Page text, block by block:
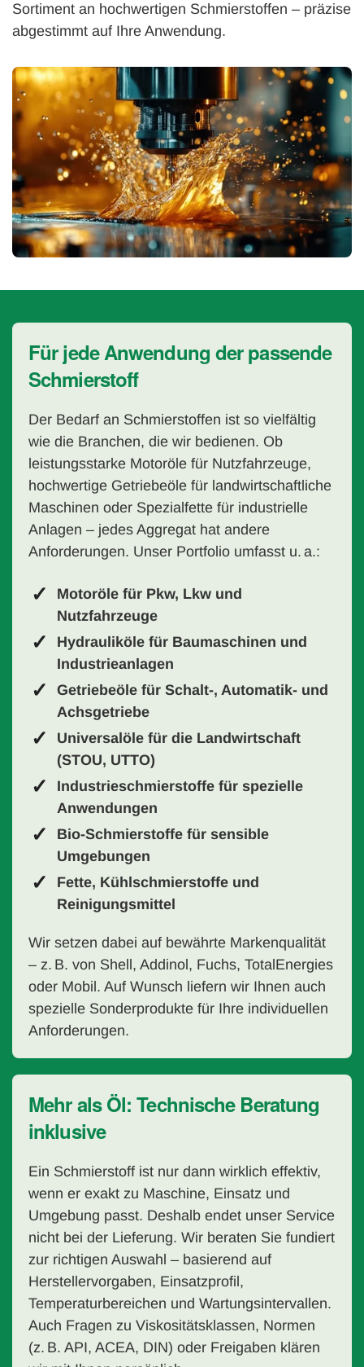
Sortiment an hochwertigen Schmierstoffen – präzise
abgestimmt auf Ihre Anwendung.
Für jede Anwendung der passende
Schmierstoff
Der Bedarf an Schmierstoffen ist so vielfältig
wie die Branchen, die wir bedienen. Ob
leistungsstarke Motoröle für Nutzfahrzeuge,
hochwertige Getriebeöle für landwirtschaftliche
Maschinen oder Spezialfette für industrielle
Anlagen – jedes Aggregat hat andere
Anforderungen. Unser Portfolio umfasst u. a.:
Motoröle für Pkw, Lkw und
Nutzfahrzeuge
Hydrauliköle für Baumaschinen und
Industrieanlagen
Getriebeöle für Schalt-, Automatik- und
Achsgetriebe
Universalöle für die Landwirtschaft
(STOU, UTTO)
Industrieschmierstoffe für spezielle
Anwendungen
Bio-Schmierstoffe für sensible
Umgebungen
Fette, Kühlschmierstoffe und
Reinigungsmittel
Wir setzen dabei auf bewährte Markenqualität
– z. B. von Shell, Addinol, Fuchs, TotalEnergies
oder Mobil. Auf Wunsch liefern wir Ihnen auch
spezielle Sonderprodukte für Ihre individuellen
Anforderungen.
Mehr als Öl: Technische Beratung
inklusive
Ein Schmierstoff ist nur dann wirklich effektiv,
wenn er exakt zu Maschine, Einsatz und
Umgebung passt. Deshalb endet unser Service
nicht bei der Lieferung. Wir beraten Sie fundiert
zur richtigen Auswahl – basierend auf
Herstellervorgaben, Einsatzprofil,
Temperaturbereichen und Wartungsintervallen.
Auch Fragen zu Viskositätsklassen, Normen
(z. B. API, ACEA, DIN) oder Freigaben klären